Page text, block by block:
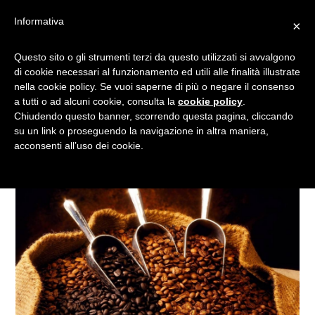
IL CAFFÈ: DALLO YEMEN A
VOLTAIRE, PASSANDO PER
ISTANBUL
×
Informativa
Questo sito o gli strumenti terzi da questo utilizzati si avvalgono
di cookie necessari al funzionamento ed utili alle finalità illustrate
nella cookie policy. Se vuoi saperne di più o negare il consenso
a tutti o ad alcuni cookie, consulta la cookie policy
Chiudendo questo banner, scorrendo questa pagina, cliccando
su un link o proseguendo la navigazione in altra maniera,
acconsenti all’uso dei cookie.